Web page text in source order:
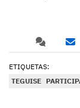
ETIQUETAS:
TEGUISE